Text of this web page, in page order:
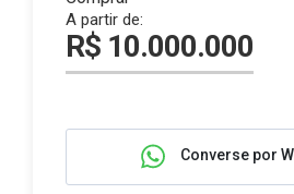
A partir de:
R$ 10.000.000
Converse por